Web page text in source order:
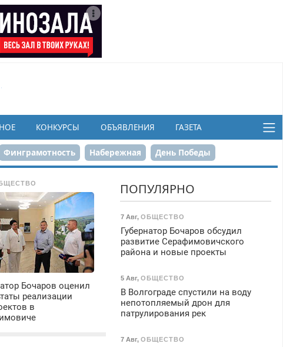
КОНКУРСЫ ОБЪЯВЛЕНИЯ ГАЗЕТА
Финграмотность Набережная День Победы
Бочаров оценил
реализации
в
ПОПУЛЯРНО
7 Авг, ОБЩЕСТВО
Губернатор Бочаров обсудил
развитие Серафимовичского
района и новые проекты
5 Авг, ОБЩЕСТВО
В Волгограде спустили на воду
непотопляемый дрон для
патрулирования рек
7 Авг, ОБЩЕСТВО